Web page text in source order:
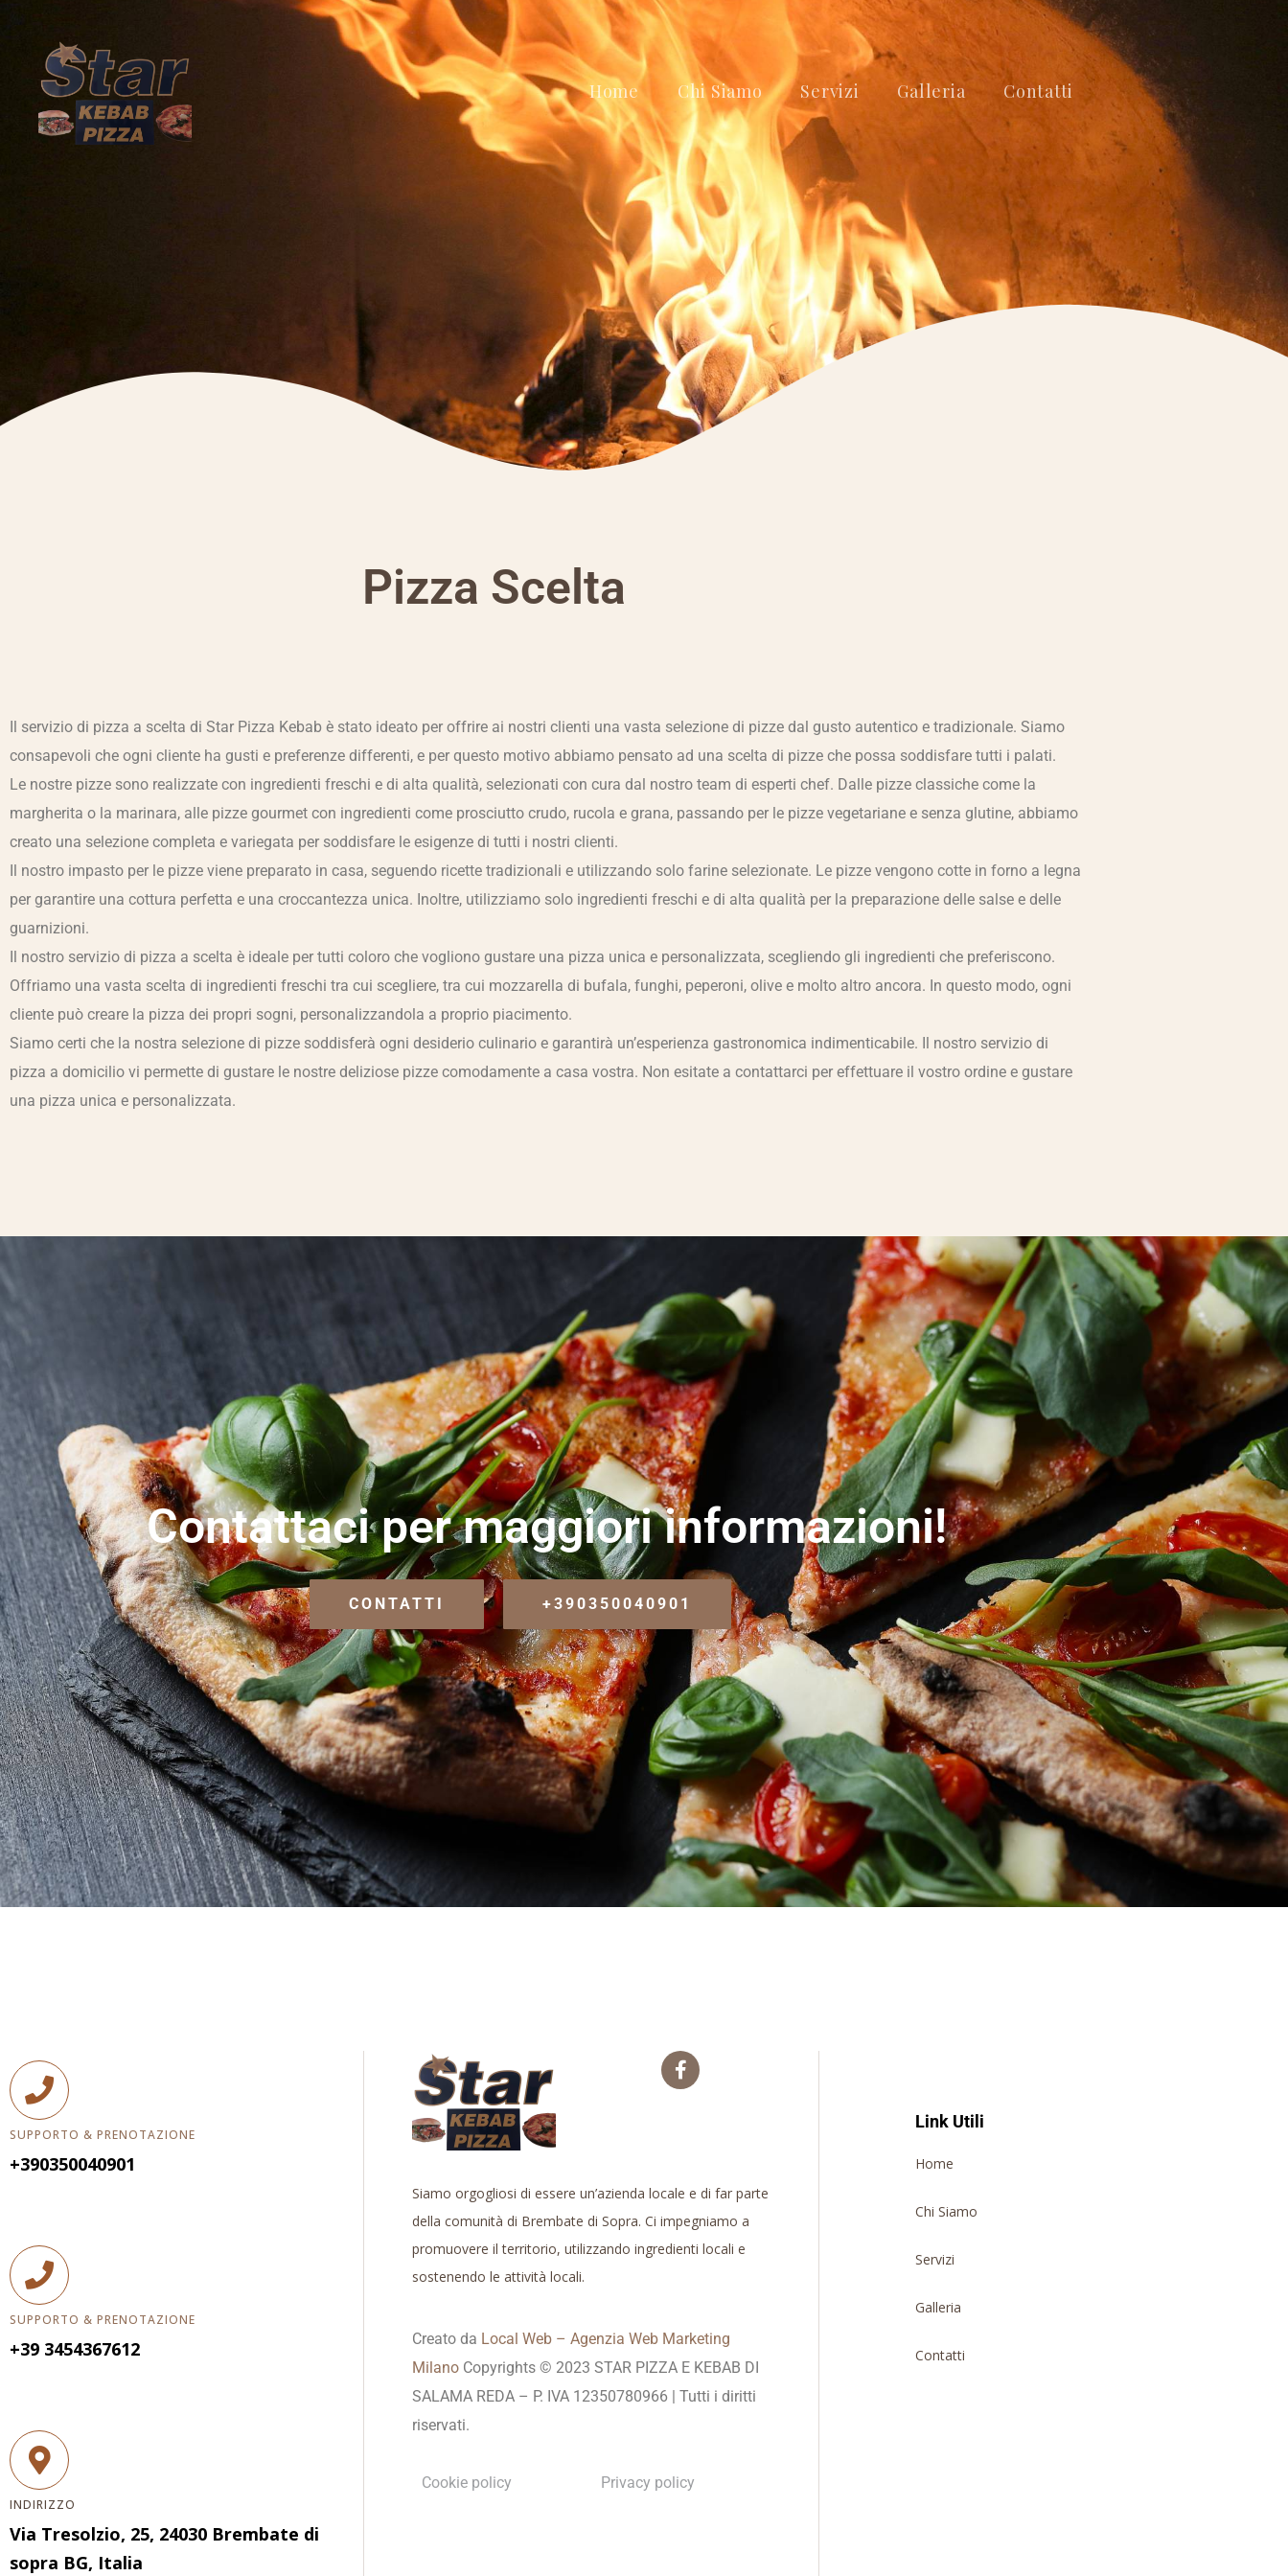
Home Chi Siamo Servizi Galleria Contatti
Pizza Scelta
Il servizio di pizza a scelta di Star Pizza Kebab è stato ideato per offrire ai nostri clienti una vasta selezione di pizze dal gusto autentico e tradizionale. Siamo
consapevoli che ogni cliente ha gusti e preferenze differenti, e per questo motivo abbiamo pensato ad una scelta di pizze che possa soddisfare tutti i palati.
Le nostre pizze sono realizzate con ingredienti freschi e di alta qualità, selezionati con cura dal nostro team di esperti chef. Dalle pizze classiche come la
margherita o la marinara, alle pizze gourmet con ingredienti come prosciutto crudo, rucola e grana, passando per le pizze vegetariane e senza glutine, abbiamo
creato una selezione completa e variegata per soddisfare le esigenze di tutti i nostri clienti.
Il nostro impasto per le pizze viene preparato in casa, seguendo ricette tradizionali e utilizzando solo farine selezionate. Le pizze vengono cotte in forno a legna
per garantire una cottura perfetta e una croccantezza unica. Inoltre, utilizziamo solo ingredienti freschi e di alta qualità per la preparazione delle salse e delle
guarnizioni.
Il nostro servizio di pizza a scelta è ideale per tutti coloro che vogliono gustare una pizza unica e personalizzata, scegliendo gli ingredienti che preferiscono.
Offriamo una vasta scelta di ingredienti freschi tra cui scegliere, tra cui mozzarella di bufala, funghi, peperoni, olive e molto altro ancora. In questo modo, ogni
cliente può creare la pizza dei propri sogni, personalizzandola a proprio piacimento.
Siamo certi che la nostra selezione di pizze soddisferà ogni desiderio culinario e garantirà un’esperienza gastronomica indimenticabile. Il nostro servizio di
pizza a domicilio vi permette di gustare le nostre deliziose pizze comodamente a casa vostra. Non esitate a contattarci per effettuare il vostro ordine e gustare
una pizza unica e personalizzata.
Contattaci per maggiori informazioni!
CONTATTI +390350040901
SUPPORTO & PRENOTAZIONE
+390350040901
SUPPORTO & PRENOTAZIONE
+39 3454367612
INDIRIZZO
Via Tresolzio, 25, 24030 Brembate di
sopra BG, Italia
Siamo orgogliosi di essere un’azienda locale e di far parte
della comunità di Brembate di Sopra. Ci impegniamo a
promuovere il territorio, utilizzando ingredienti locali e
sostenendo le attività locali.
Creato da Local Web – Agenzia Web Marketing
Milano Copyrights © 2023 STAR PIZZA E KEBAB DI
SALAMA REDA – P. IVA 12350780966 | Tutti i diritti
riservati.
Cookie policy Privacy policy
Link Utili
Home
Chi Siamo
Servizi
Galleria
Contatti